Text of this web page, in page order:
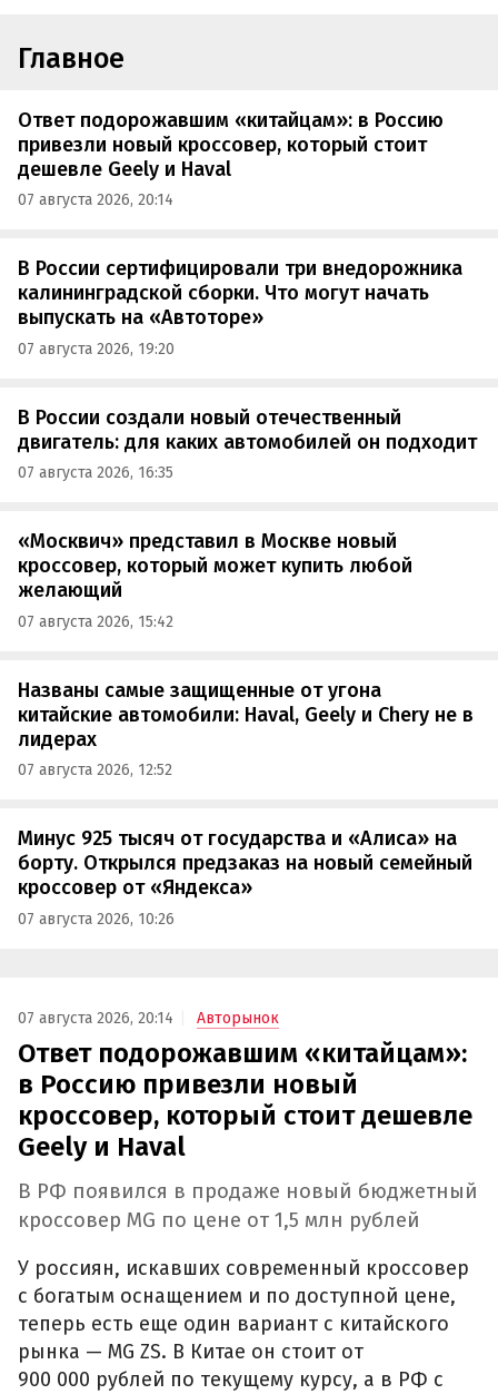
Главное
Ответ подорожавшим «китайцам»: в Россию
привезли новый кроссовер, который стоит
дешевле Geely и Haval
07 августа 2026, 20:14
В России сертифицировали три внедорожника
калининградской сборки. Что могут начать
выпускать на «Автоторе»
07 августа 2026, 19:20
В России создали новый отечественный
двигатель: для каких автомобилей он подходит
07 августа 2026, 16:35
«Москвич» представил в Москве новый
кроссовер, который может купить любой
желающий
07 августа 2026, 15:42
Названы самые защищенные от угона
китайские автомобили: Haval, Geely и Chery не в
лидерах
07 августа 2026, 12:52
Минус 925 тысяч от государства и «Алиса» на
борту. Открылся предзаказ на новый семейный
кроссовер от «Яндекса»
07 августа 2026, 10:26
07 августа 2026, 20:14 Авторынок
Ответ подорожавшим «китайцам»:
в Россию привезли новый
кроссовер, который стоит дешевле
Geely и Haval
В РФ появился в продаже новый бюджетный
кроссовер MG по цене от 1,5 млн рублей
У россиян, искавших современный кроссовер
с богатым оснащением и по доступной цене,
теперь есть еще один вариант с китайского
рынка — MG ZS. В Китае он стоит от
900 000 рублей по текущему курсу, а в РФ с